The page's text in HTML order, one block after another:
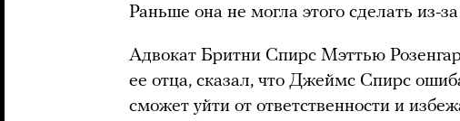
Раньше она не могла этого сделать из-
Адвокат Бритни Спирс Мэттью
ее отца, сказал, что Джеймс Спирс
сможет уйти от ответственности и